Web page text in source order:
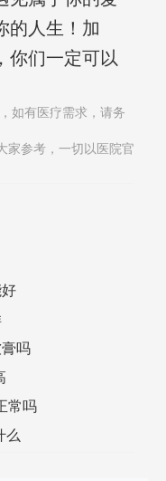
的人生！加
你们一定可以
如有医疗需求，请务
家参考，一切以医院官
吗
常吗
么